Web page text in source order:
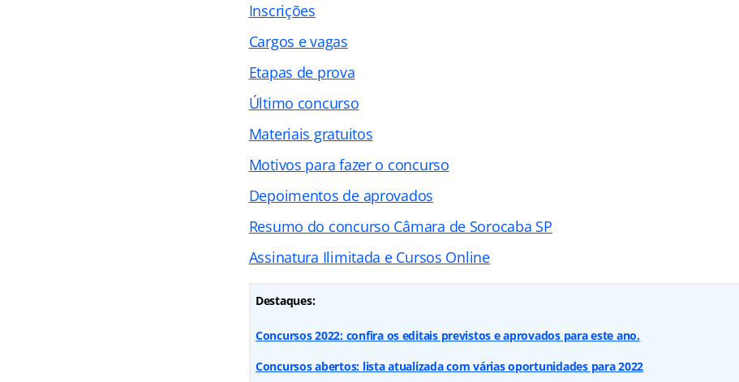
Inscrições
Cargos e vagas
Etapas de prova
Último concurso
Materiais gratuitos
Motivos para fazer o concurso
Depoimentos de aprovados
Resumo do concurso Câmara de Sorocaba SP
Assinatura Ilimitada e Cursos Online
Destaques:
Concursos 2022: confira os editais previstos e aprovados para este ano.
Concursos abertos: lista atualizada com várias oportunidades para 2022